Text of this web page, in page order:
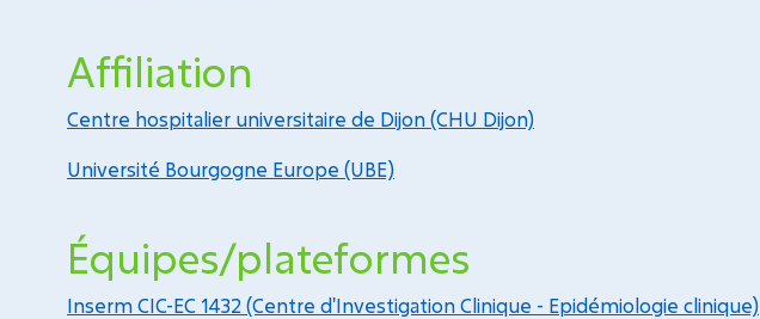
Affiliation
Centre hospitalier universitaire de Dijon (CHU Dijon)
Université Bourgogne Europe (UBE)
Équipes/plateformes
Inserm CIC-EC 1432 (Centre d'Investigation Clinique - Epidémiologie clinique)